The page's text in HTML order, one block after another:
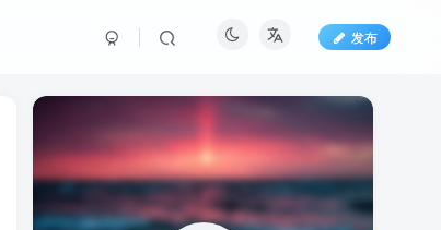
发布